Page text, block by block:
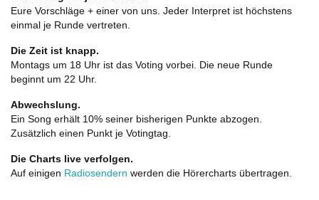
Eure Vorschläge + einer von uns. Jeder Interpret ist höchstens
einmal je Runde vertreten.
Die Zeit ist knapp.
Montags um 18 Uhr ist das Voting vorbei. Die neue Runde
beginnt um 22 Uhr.
Abwechslung.
Ein Song erhält 10% seiner bisherigen Punkte abzogen.
Zusätzlich einen Punkt je Votingtag.
Die Charts live verfolgen.
Auf einigen Radiosendern werden die Hörercharts übertragen.